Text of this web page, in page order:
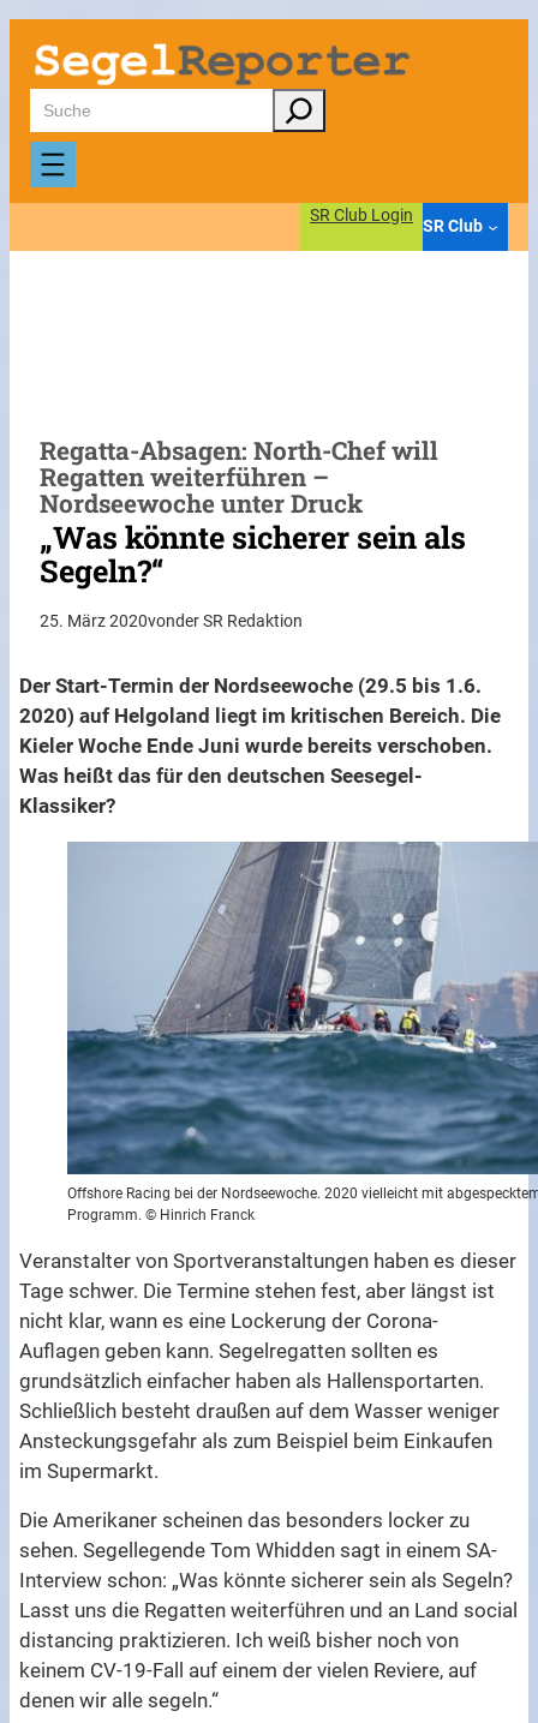
Zum
Inhalt
springen
Suchen
SR Club Login
SR Club
Regatta-Absagen: North-Chef will
Regatten weiterführen –
Nordseewoche unter Druck
„Was könnte sicherer sein als
Segeln?“
25. März 2020vonder SR Redaktion
Der Start-Termin der Nordseewoche (29.5 bis 1.6.
2020) auf Helgoland liegt im kritischen Bereich. Die
Kieler Woche Ende Juni wurde bereits verschoben.
Was heißt das für den deutschen Seesegel-
Klassiker?
Offshore Racing bei der Nordseewoche. 2020 vielleicht mit
Programm. © Hinrich Franck
Veranstalter von Sportveranstaltungen haben es dieser
Tage schwer. Die Termine stehen fest, aber längst ist
nicht klar, wann es eine Lockerung der Corona-
Auflagen geben kann. Segelregatten sollten es
grundsätzlich einfacher haben als Hallensportarten.
Schließlich besteht draußen auf dem Wasser weniger
Ansteckungsgefahr als zum Beispiel beim Einkaufen
im Supermarkt.
Die Amerikaner scheinen das besonders locker zu
sehen. Segellegende Tom Whidden sagt in einem SA-
Interview schon: „Was könnte sicherer sein als Segeln?
Lasst uns die Regatten weiterführen und an Land social
distancing praktizieren. Ich weiß bisher noch von
keinem CV-19-Fall auf einem der vielen Reviere, auf
denen wir alle segeln.“